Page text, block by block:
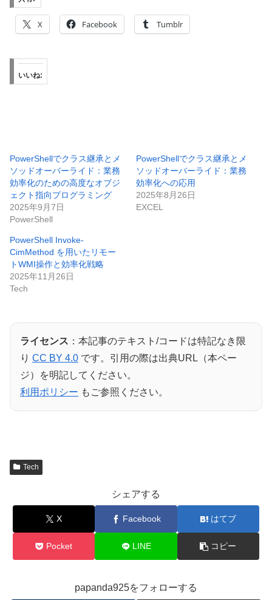
X Facebook Tumblr
いいね:
PowerShellでクラス継承とメ
ソッドオーバーライド：業務
効率化のための高度なオブジ
ェクト指向プログラミング
2025年9月7日
PowerShell
PowerShellでクラス継承とメ
ソッドオーバーライド：業務
効率化への応用
2025年8月26日
EXCEL
PowerShell Invoke-
CimMethod を用いたリモー
トWMI操作と効率化戦略
2025年11月26日
Tech
ライセンス ：本記事のテキスト/コードは特記なき限
り CC BY 4.0 です。引用の際は出典URL（本ペー
ジ）を明記してください。
利用ポリシー もご参照ください。
Tech
シェアする
X Facebook はてブ
Pocket LINE コピー
papanda925をフォローする